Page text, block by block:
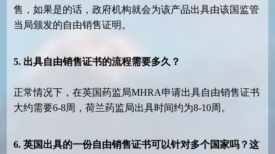
售，如果是的话，政府机构就会为该产品出具由该国监管
当局颁发的自由销售证明。
5. 出具自由销售证书的流程需要多久？
正常情况下，在英国药监局MHRA申请出具自由销售证书
大约需要6-8周，荷兰药监局出具时间约为8-10周。
6. 英国出具的一份自由销售证书可以针对多个国家吗？这